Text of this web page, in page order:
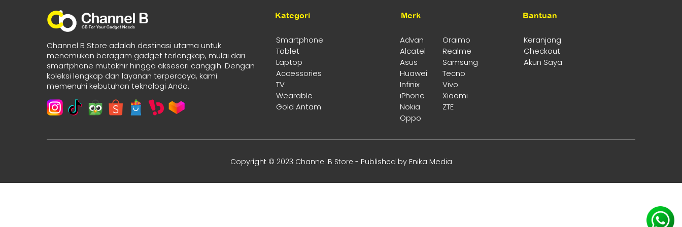
Channel B Store adalah destinasi utama untuk
menemukan beragam gadget terlengkap, mulai dari
smartphone mutakhir hingga aksesori canggih. Dengan
koleksi lengkap dan layanan terpercaya, kami
memenuhi kebutuhan teknologi Anda.
Kategori
Smartphone
Tablet
Laptop
Accessories
TV
Wearable
Gold Antam
Merk
Advan
Oraimo
Alcatel
Realme
Asus
Samsung
Huawei
Tecno
Infinix
Vivo
iPhone
Xiaomi
Nokia
ZTE
Oppo
Bantuan
Keranjang
Checkout
Akun Saya
Copyright © 2023 Channel B Store - Published by Enika Media